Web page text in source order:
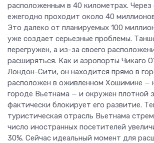
расположенным в 40 километрах. Через
ежегодно проходит около 40
Это далеко от планируемых 100
уже создает серьезные проблемы.
перегружен, а из-за своего
расширяться. Как и аэропорты Чикаго
Лондон-Сити, он находится прямо в
расположен в оживленном Хошимине —
городе Вьетнама — и окружен плотной
фактически блокирует его развитие.
туристическая отрасль Вьетнама
число иностранных посетителей
30%. Сейчас идеальный момент для